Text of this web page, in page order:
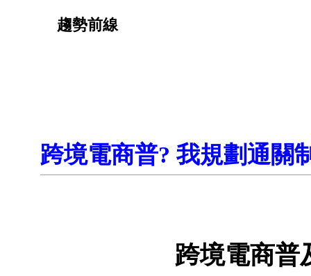
趨勢前線
跨境電商普? 我規劃通關
跨境電商普